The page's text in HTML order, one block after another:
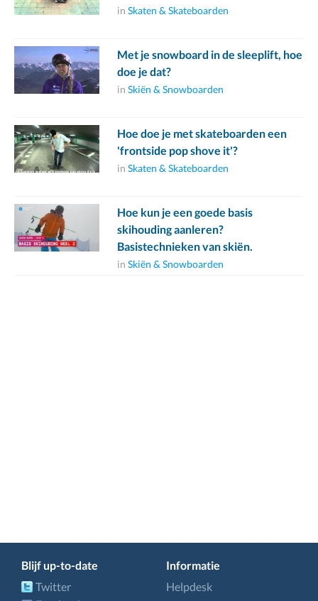
in Skaten & Skateboarden
Met je snowboard in de sleeplift, hoe
doe je dat?
in Skiën & Snowboarden
Hoe doe je met skateboarden een
'frontside pop shove it'?
in Skaten & Skateboarden
Hoe kun je een goede basis
skihouding aanleren?
Basistechnieken van skiën.
in Skiën & Snowboarden
Blijf up-to-date
Twitter
Informatie
Helpdesk